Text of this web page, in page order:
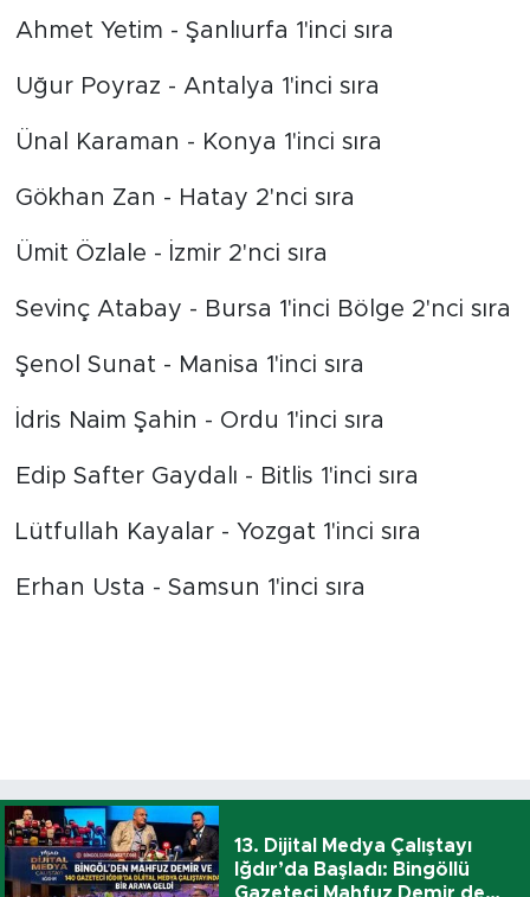
Ahmet Yetim - Şanlıurfa 1'inci sıra
Uğur Poyraz - Antalya 1'inci sıra
Ünal Karaman - Konya 1'inci sıra
Gökhan Zan - Hatay 2'nci sıra
Ümit Özlale - İzmir 2'nci sıra
Sevinç Atabay - Bursa 1'inci Bölge 2'nci sıra
Şenol Sunat - Manisa 1'inci sıra
İdris Naim Şahin - Ordu 1'inci sıra
Edip Safter Gaydalı - Bitlis 1'inci sıra
Lütfullah Kayalar - Yozgat 1'inci sıra
Erhan Usta - Samsun 1'inci sıra
13. Dijital Medya Çalıştayı
Iğdır’da Başladı: Bingöllü
Gazeteci Mahfuz Demir de